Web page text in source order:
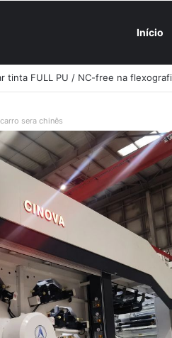
Início
sera chinês